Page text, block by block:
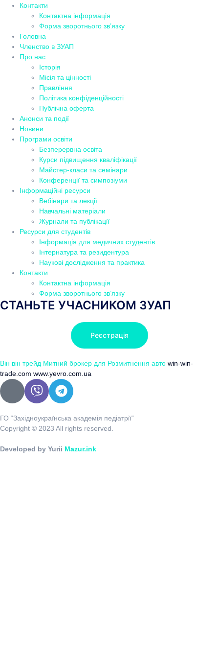
Контакти
Контактна інформація
Форма зворотнього зв’язку
Головна
Членство в ЗУАП
Про нас
Історія
Місія та цінності
Правління
Політика конфіденційності
Публічна оферта
Анонси та події
Новини
Програми освіти
Безперервна освіта
Курси підвищення кваліфікації
Майстер-класи та семінари
Конференції та симпозіуми
Інформаційні ресурси
Вебінари та лекції
Навчальні матеріали
Журнали та публікації
Ресурси для студентів
Інформація для медичних студентів
Інтернатура та резидентура
Наукові дослідження та практика
Контакти
Контактна інформація
Форма зворотнього зв’язку
СТАНЬТЕ УЧАСНИКОМ ЗУАП
Реєстрація
Він він трейд Митний брокер для Розмитнення авто win-win-
trade.com www.yevro.com.ua
ГО “Західноукраїнська академія педіатрії”
Copyright © 2023 All rights reserved.
Developed by Yurii Mazur.ink